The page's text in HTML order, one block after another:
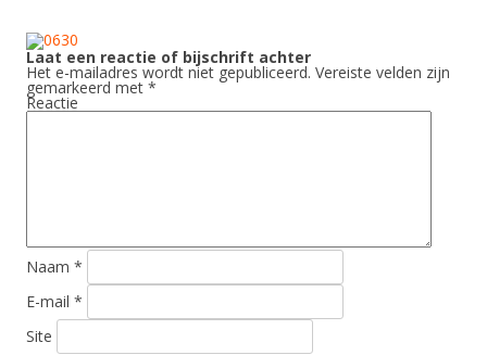
Laat een reactie of bijschrift achter
Het e-mailadres wordt niet gepubliceerd. Vereiste velden zijn
gemarkeerd met *
Reactie
Naam *
E-mail *
Site